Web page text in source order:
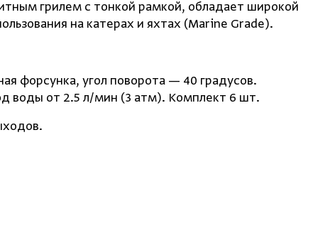
грилем с тонкой рамкой, обладает широкой
на катерах и яхтах (Marine Grade).
форсунка, угол поворота — 40 градусов.
воды от 2.5 л/мин (3 атм). Комплект 6 шт.